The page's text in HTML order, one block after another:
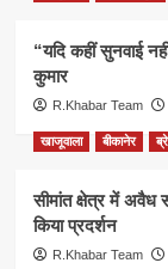
“यदि कहीं सुनवाई
कुमार
R.Khabar Team
खाजूवाला बीकानेर
सीमांत क्षेत्र में अवैध
किया प्रदर्शन
R.Khabar Team